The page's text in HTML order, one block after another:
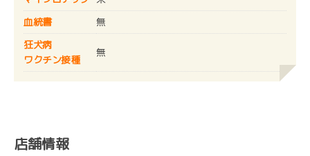
血統書
無
狂犬病
ワクチン接種
無
店舗情報